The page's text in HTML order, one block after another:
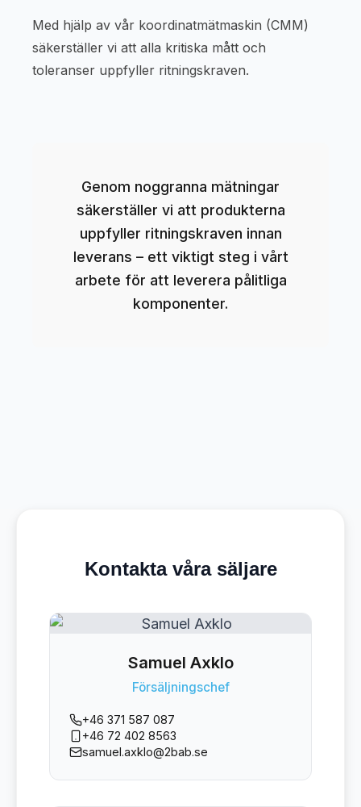
Med hjälp av vår koordinatmätmaskin (CMM)
säkerställer vi att alla kritiska mått och
toleranser uppfyller ritningskraven.
Genom noggranna mätningar
säkerställer vi att produkterna
uppfyller ritningskraven innan
leverans – ett viktigt steg i vårt
arbete för att leverera pålitliga
komponenter.
Kontakta våra säljare
Samuel Axklo
Försäljningschef
+46 371 587 087
+46 72 402 8563
samuel.axklo@2bab.se